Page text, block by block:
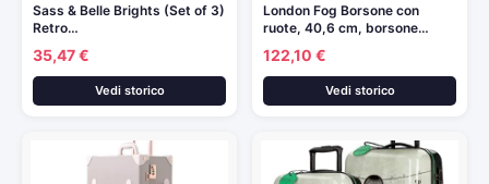
Sass & Belle Brights (Set of 3)
Retro…
35,47 €
Vedi storico
London Fog Borsone con
ruote, 40,6 cm, borsone…
122,10 €
Vedi storico